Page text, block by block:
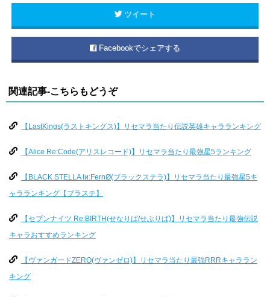
ツイート
Facebookでシェアする
関連記事-こちらもどうぞ
【LastKings(ラストキングス)】リセマラ当たり伝説英雄キャラランキング
【Alice Re:Code(アリスレコード)】リセマラ当たり最強星5ランキング
【BLACK STELLA Iи:FernØ(ブラックステラ)】リセマラ当たり最強星5キ
ャラランキング【ブラステ】
【セブンナイツ Re:BIRTH(せなりば/せぶりば)】リセマラ当たり最強伝説
キャラおすすめランキング
【ヴァンガードZERO(ヴァンゼロ)】リセマラ当たり最強RRRキャララン
キング